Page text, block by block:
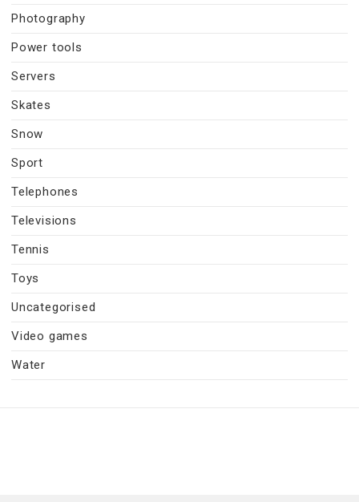
Photography
Power tools
Servers
Skates
Snow
Sport
Telephones
Televisions
Tennis
Toys
Uncategorised
Video games
Water